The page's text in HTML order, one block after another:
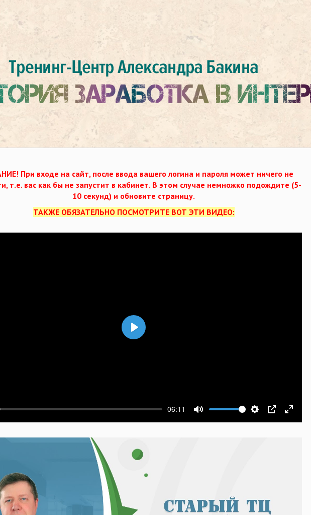
При входе на сайт, после ввода вашего логина и пароля может ничего не
т.е. вас как бы не запустит в кабинет. В этом случае немножко подождите (5-
10 секунд) и обновите страницу.
ТАКЖЕ ОБЯЗАТЕЛЬНО ПОСМОТРИТЕ ВОТ ЭТИ ВИДЕО:
06:11
Выключить звукНастройки
PIP На
Воспроизвести